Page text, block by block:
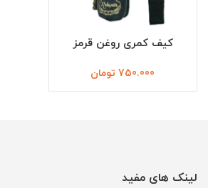
کیف کمری روغن قرمز
750.000 تومان
لینک های مفید